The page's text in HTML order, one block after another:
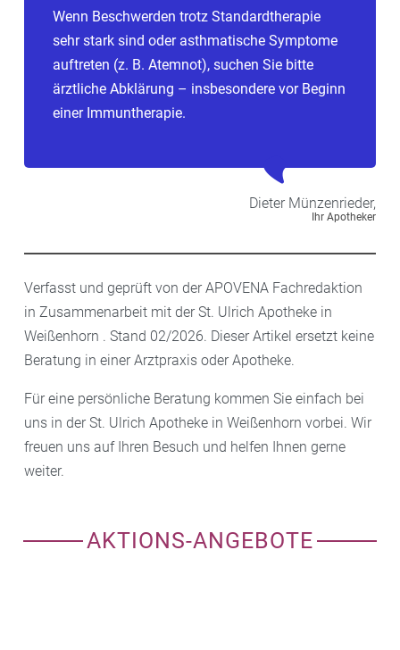
Wenn Beschwerden trotz Standardtherapie
sehr stark sind oder asthmatische Symptome
auftreten (z. B. Atemnot), suchen Sie bitte
ärztliche Abklärung – insbesondere vor Beginn
einer Immuntherapie.
Dieter Münzenrieder,
Ihr Apotheker
Verfasst und geprüft von der APOVENA Fachredaktion
in Zusammenarbeit mit der St. Ulrich Apotheke in
Weißenhorn . Stand 02/2026. Dieser Artikel ersetzt keine
Beratung in einer Arztpraxis oder Apotheke.
Für eine persönliche Beratung kommen Sie einfach bei
uns in der St. Ulrich Apotheke in Weißenhorn vorbei. Wir
freuen uns auf Ihren Besuch und helfen Ihnen gerne
weiter.
AKTIONS-ANGEBOTE